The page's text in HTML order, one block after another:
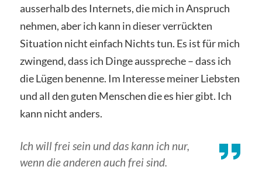
ausserhalb des Internets, die mich in Anspruch
nehmen, aber ich kann in dieser verrückten
Situation nicht einfach Nichts tun. Es ist für mich
zwingend, dass ich Dinge ausspreche – dass ich
die Lügen benenne. Im Interesse meiner Liebsten
und all den guten Menschen die es hier gibt. Ich
kann nicht anders.
Ich will frei sein und das kann ich nur,
wenn die anderen auch frei sind.